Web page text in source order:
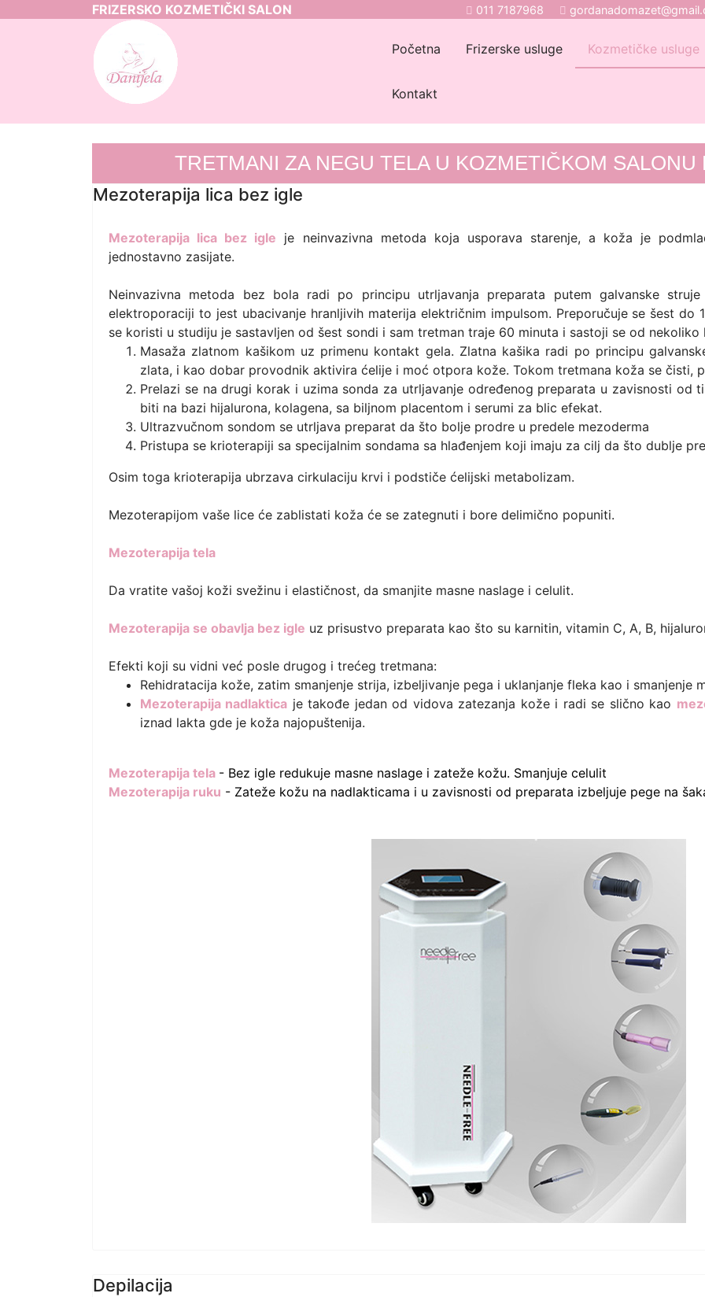
FRIZERSKO KOZMETIČKI SALON 011 7187968
Početna Frizerske usluge Kozmetičke usluge
Kontakt
TRETMANI ZA NEGU TELA U KOZMETIČKOM SALONU
Mezoterapija lica bez igle
Mezoterapija lica bez igle je neinvazivna metoda koja usporava starenje, a koža je
jednostavno zasijate.
Neinvazivna metoda bez bola radi po principu utrljavanja preparata putem galvanske
elektroporaciji to jest ubacivanje hranljivih materija električnim impulsom. Preporučuje se šest do
se koristi u studiju je sastavljen od šest sondi i sam tretman traje 60 minuta i sastoji se od nekoliko
Masaža zlatnom kašikom uz primenu kontakt gela. Zlatna kašika radi po principu
zlata, i kao dobar provodnik aktivira ćelije i moć otpora kože. Tokom tretmana koža se čisti,
Prelazi se na drugi korak i uzima sonda za utrljavanje određenog preparata u zavisnosti od
biti na bazi hijalurona, kolagena, sa biljnom placentom i serumi za blic efekat.
Ultrazvučnom sondom se utrljava preparat da što bolje prodre u predele mezoderma
Pristupa se krioterapiji sa specijalnim sondama sa hlađenjem koji imaju za cilj da što dublje
Osim toga krioterapija ubrzava cirkulaciju krvi i podstiče ćelijski metabolizam.
Mezoterapijom vaše lice će zablistati koža će se zategnuti i bore delimično popuniti.
Mezoterapija tela
Da vratite vašoj koži svežinu i elastičnost, da smanjite masne naslage i celulit.
Mezoterapija se obavlja bez igle uz prisustvo preparata kao što su karnitin, vitamin C, A, B,
Efekti koji su vidni već posle drugog i trećeg tretmana:
Rehidratacija kože, zatim smanjenje strija, izbeljivanje pega i uklanjanje fleka kao i smanjenje
Mezoterapija nadlaktica je takođe jedan od vidova zatezanja kože i radi se slično kao
iznad lakta gde je koža najopuštenija.
Mezoterapija tela - Bez igle redukuje masne naslage i zateže kožu. Smanjuje celulit
Mezoterapija ruku - Zateže kožu na nadlakticama i u zavisnosti od preparata izbeljuje pege na
Depilacija